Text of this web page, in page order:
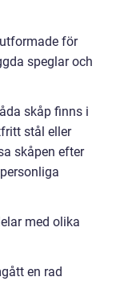
för
speglar och
skåp finns i
stål eller
skåpen efter
med olika
en rad